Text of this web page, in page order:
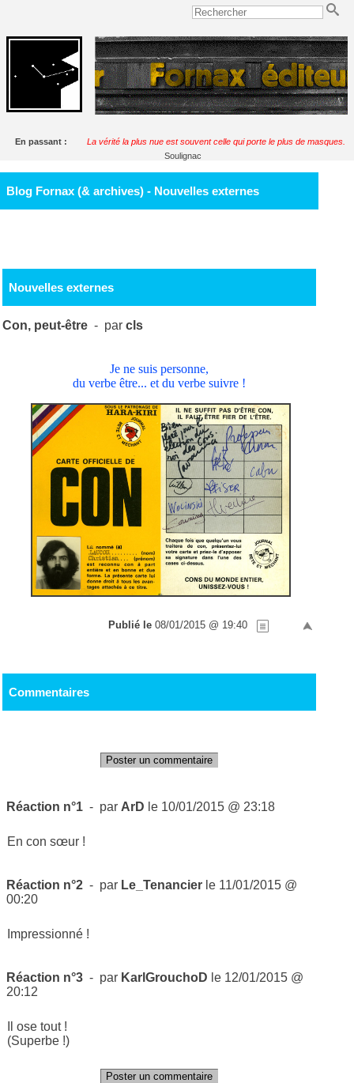
En passant :
La vérité la plus nue est souvent celle qui porte le plus de masques.
Soulignac
Blog Fornax (& archives) - Nouvelles externes
Nouvelles externes
Con, peut-être - parcls
Je ne suis personne,
du verbe être... et du verbe suivre !
Publié le 08/01/2015 @ 19:40
Commentaires
Poster un commentaire
Réaction n°1 - par ArD le 10/01/2015 @ 23:18
En con sœur !
Réaction n°2 - par Le_Tenancier le 11/01/2015 @
00:20
Impressionné !
Réaction n°3 - par KarlGrouchoD le 12/01/2015 @
20:12
Il ose tout !
(Superbe !)
Poster un commentaire